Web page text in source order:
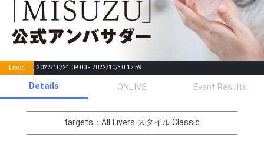
Level 2022/10/24 09:00 - 2022/10/30 12:59
Points List of Goal
number of
positions
Rema
0 Event Begins!
オリジナルアバター制作権獲
Details ONLIVE Event Results
targets：All Livers スタイル:Classic